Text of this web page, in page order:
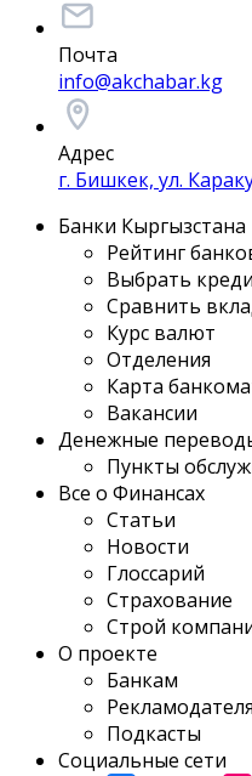
Почта
info@akchabar.kg
Адрес
г. Бишкек, ул.
Банки Кыргызстана
Рейтинг
Выбрать
Сравнить
Курс валют
Отделения
Карта
Вакансии
Денежные
Пункты
Все о Финансах
Статьи
Новости
Глоссарий
Страхование
Строй
О проекте
Банкам
Подкасты
Социальные сети